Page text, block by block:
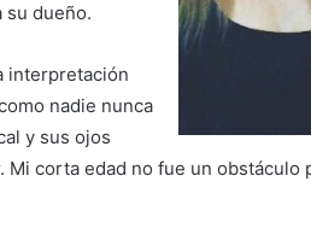
su dueño.
interpretación
nadie nunca
y sus ojos
corta edad no fue un obstáculo